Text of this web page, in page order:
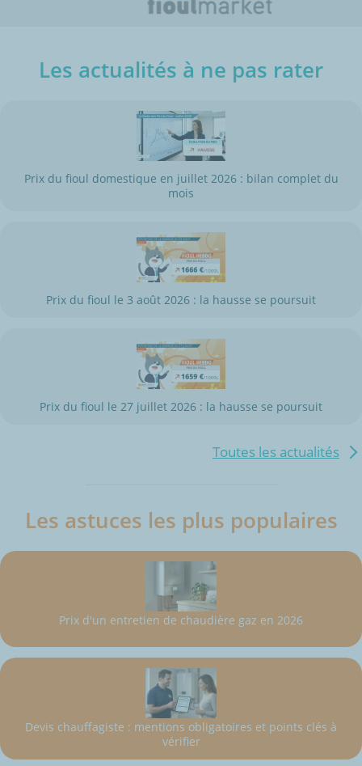
Les actualités à ne pas rater
Prix du fioul domestique en juillet 2026 : bilan complet du
mois
Prix du fioul le 3 août 2026 : la hausse se poursuit
Prix du fioul le 27 juillet 2026 : la hausse se poursuit
Toutes les actualités
Les astuces les plus populaires
Prix d'un entretien de chaudière gaz en 2026
Devis chauffagiste : mentions obligatoires et points clés à
vérifier